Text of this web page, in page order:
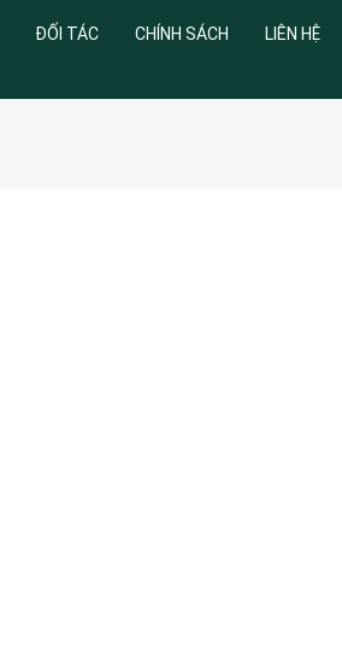
ĐỐI TÁC CHÍNH SÁCH LIÊN HỆ